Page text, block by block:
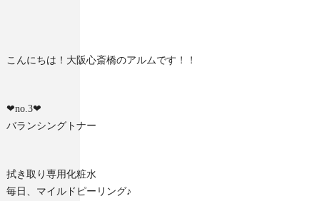
こんにちは！大阪心斎橋のアルムです！！
❤︎no.3❤︎
バランシングトナー
拭き取り専用化粧水
毎日、マイルドピーリング♪